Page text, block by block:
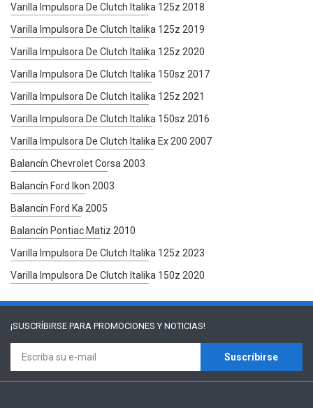
Varilla Impulsora De Clutch Italika 125z 2018
Varilla Impulsora De Clutch Italika 125z 2019
Varilla Impulsora De Clutch Italika 125z 2020
Varilla Impulsora De Clutch Italika 150sz 2017
Varilla Impulsora De Clutch Italika 125z 2021
Varilla Impulsora De Clutch Italika 150sz 2016
Varilla Impulsora De Clutch Italika Ex 200 2007
Balancín Chevrolet Corsa 2003
Balancín Ford Ikon 2003
Balancín Ford Ka 2005
Balancín Pontiac Matiz 2010
Varilla Impulsora De Clutch Italika 125z 2023
Varilla Impulsora De Clutch Italika 150z 2020
¡SUSCRÍBIRSE PARA PROMOCIONES Y NOTICIAS!
Suscríbirse